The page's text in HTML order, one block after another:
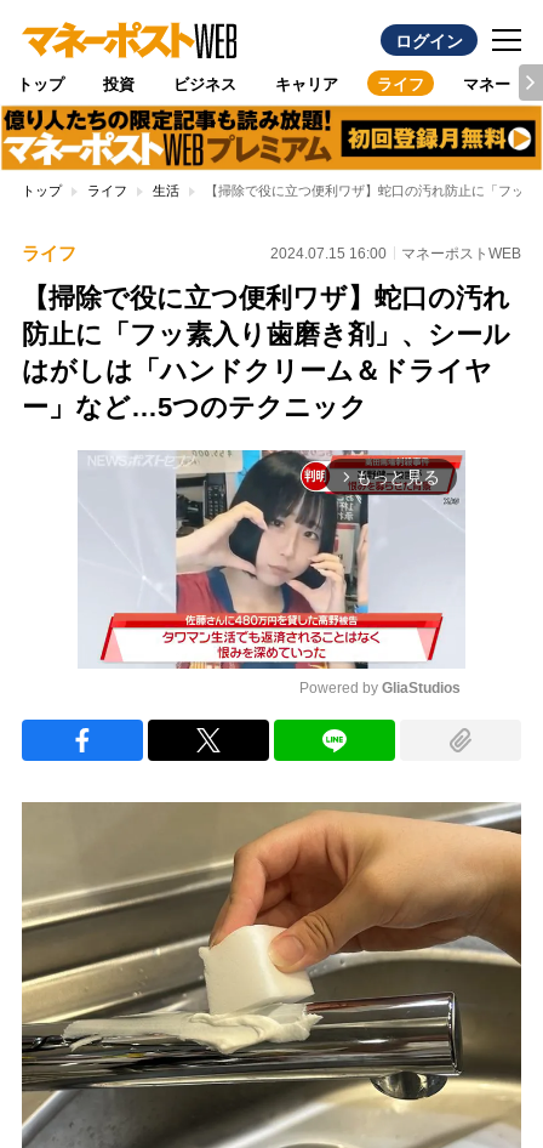
ログイン
トップ 投資 ビジネス キャリア ライフ マネー
トップ ライフ 生活 【掃除で役に立つ便利ワザ】蛇口の汚れ防止に「フッ
ライフ 2024.07.15 16:00 マネーポストWEB
【掃除で役に立つ便利ワザ】蛇口の汚れ
防止に「フッ素入り歯磨き剤」、シール
はがしは「ハンドクリーム＆ドライヤ
ー」など…5つのテクニック
arrow_forward_ios もっと見る
Powered by GliaStudios